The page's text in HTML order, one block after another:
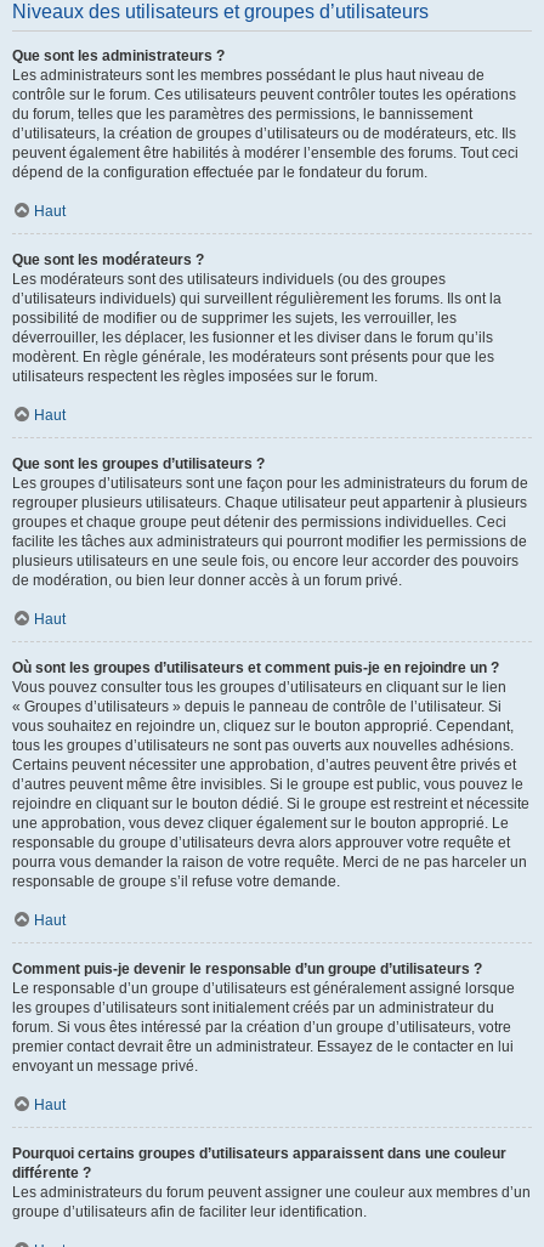
Niveaux des utilisateurs et groupes d’utilisateurs
Que sont les administrateurs ?
Les administrateurs sont les membres possédant le plus haut niveau de
contrôle sur le forum. Ces utilisateurs peuvent contrôler toutes les opérations
du forum, telles que les paramètres des permissions, le bannissement
d’utilisateurs, la création de groupes d’utilisateurs ou de modérateurs, etc. Ils
peuvent également être habilités à modérer l’ensemble des forums. Tout ceci
dépend de la configuration effectuée par le fondateur du forum.
Haut
Que sont les modérateurs ?
Les modérateurs sont des utilisateurs individuels (ou des groupes
d’utilisateurs individuels) qui surveillent régulièrement les forums. Ils ont la
possibilité de modifier ou de supprimer les sujets, les verrouiller, les
déverrouiller, les déplacer, les fusionner et les diviser dans le forum qu’ils
modèrent. En règle générale, les modérateurs sont présents pour que les
utilisateurs respectent les règles imposées sur le forum.
Haut
Que sont les groupes d’utilisateurs ?
Les groupes d’utilisateurs sont une façon pour les administrateurs du forum de
regrouper plusieurs utilisateurs. Chaque utilisateur peut appartenir à plusieurs
groupes et chaque groupe peut détenir des permissions individuelles. Ceci
facilite les tâches aux administrateurs qui pourront modifier les permissions de
plusieurs utilisateurs en une seule fois, ou encore leur accorder des pouvoirs
de modération, ou bien leur donner accès à un forum privé.
Haut
Où sont les groupes d’utilisateurs et comment puis-je en rejoindre un ?
Vous pouvez consulter tous les groupes d’utilisateurs en cliquant sur le lien
« Groupes d’utilisateurs » depuis le panneau de contrôle de l’utilisateur. Si
vous souhaitez en rejoindre un, cliquez sur le bouton approprié. Cependant,
tous les groupes d’utilisateurs ne sont pas ouverts aux nouvelles adhésions.
Certains peuvent nécessiter une approbation, d’autres peuvent être privés et
d’autres peuvent même être invisibles. Si le groupe est public, vous pouvez le
rejoindre en cliquant sur le bouton dédié. Si le groupe est restreint et nécessite
une approbation, vous devez cliquer également sur le bouton approprié. Le
responsable du groupe d’utilisateurs devra alors approuver votre requête et
pourra vous demander la raison de votre requête. Merci de ne pas harceler un
responsable de groupe s’il refuse votre demande.
Haut
Comment puis-je devenir le responsable d’un groupe d’utilisateurs ?
Le responsable d’un groupe d’utilisateurs est généralement assigné lorsque
les groupes d’utilisateurs sont initialement créés par un administrateur du
forum. Si vous êtes intéressé par la création d’un groupe d’utilisateurs, votre
premier contact devrait être un administrateur. Essayez de le contacter en lui
envoyant un message privé.
Haut
Pourquoi certains groupes d’utilisateurs apparaissent dans une couleur
différente ?
Les administrateurs du forum peuvent assigner une couleur aux membres d’un
groupe d’utilisateurs afin de faciliter leur identification.